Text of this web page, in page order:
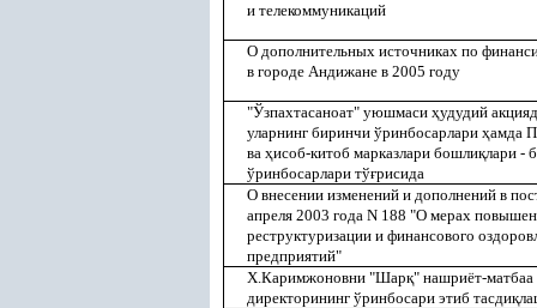
и телекоммуникаций
О дополнительных источниках по
в городе Андижане в 2005 году
"Ўзпахтасаноат" уюшмаси ҳудудий
уларнинг биринчи ўринбосарлари ҳамда
ва ҳисоб-китоб марказлари бошлиқлари -
ўринбосарлари тўғрисида
О внесении изменений и дополнений в
апреля 2003 года N 188 "О мерах
реструктуризации и финансового
предприятий"
Х.Каримжоновни "Шарқ" нашриёт-
директорининг ўринбосари этиб тасдиқ